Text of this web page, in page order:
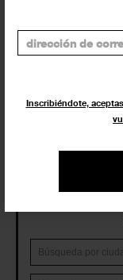
Inscribiéndote,